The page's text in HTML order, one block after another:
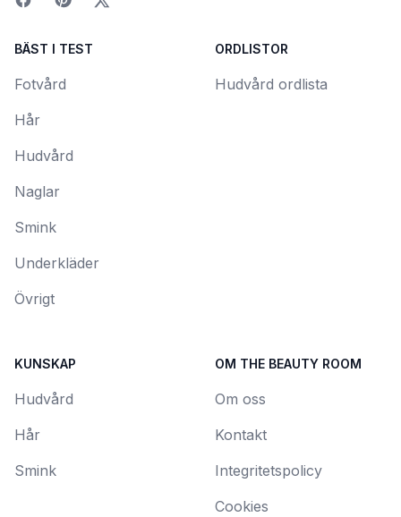
BÄST I TEST
Fotvård
Hår
Hudvård
Naglar
Smink
Underkläder
Övrigt
ORDLISTOR
Hudvård ordlista
KUNSKAP
Hudvård
Hår
Smink
OM THE BEAUTY ROOM
Om oss
Kontakt
Integritetspolicy
Cookies